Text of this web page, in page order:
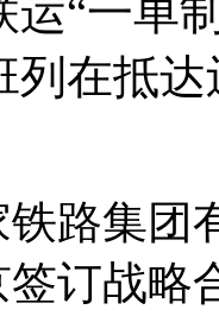
“一单
列在抵
路集团
订战略